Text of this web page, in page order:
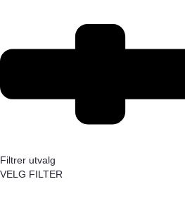
Filtrer utvalg
VELG FILTER